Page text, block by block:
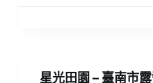
星光田園 – 臺南市